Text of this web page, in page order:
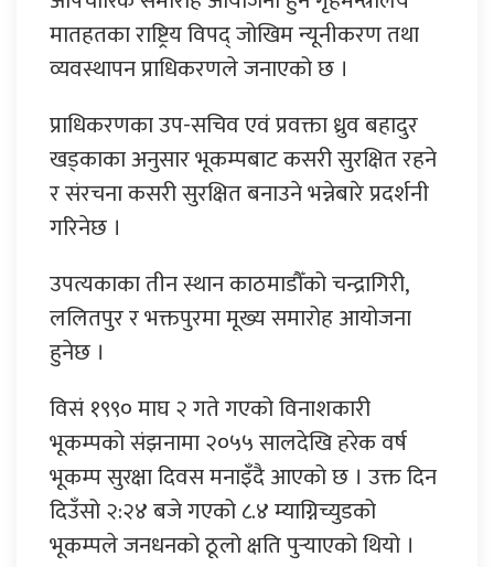
मातहतका राष्ट्रिय विपद् जोखिम न्यूनीकरण तथा
व्यवस्थापन प्राधिकरणले जनाएको छ ।
प्राधिकरणका उप-सचिव एवं प्रवक्ता ध्रुव बहादुर
खड्काका अनुसार भूकम्पबाट कसरी सुरक्षित रहने
र संरचना कसरी सुरक्षित बनाउने भन्नेबारे प्रदर्शनी
गरिनेछ ।
उपत्यकाका तीन स्थान काठमाडौँको चन्द्रागिरी,
ललितपुर र भक्तपुरमा मूख्य समारोह आयोजना
हुनेछ ।
विसं १९९० माघ २ गते गएको विनाशकारी
भूकम्पको संझनामा २०५५ सालदेखि हरेक वर्ष
भूकम्प सुरक्षा दिवस मनाइँदै आएको छ । उक्त दिन
दिउँसो २:२४ बजे गएको ८.४ म्याग्निच्युडको
भूकम्पले जनधनको ठूलो क्षति पुर्‍याएको थियो ।